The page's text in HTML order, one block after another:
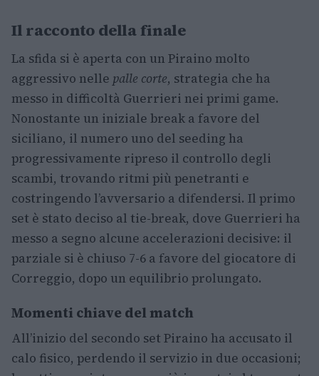
Il racconto della finale
La sfida si è aperta con un Piraino molto
aggressivo nelle palle corte, strategia che ha
messo in difficoltà Guerrieri nei primi game.
Nonostante un iniziale break a favore del
siciliano, il numero uno del seeding ha
progressivamente ripreso il controllo degli
scambi, trovando ritmi più penetranti e
costringendo l’avversario a difendersi. Il primo
set è stato deciso al tie-break, dove Guerrieri ha
messo a segno alcune accelerazioni decisive: il
parziale si è chiuso 7-6 a favore del giocatore di
Correggio, dopo un equilibrio prolungato.
Momenti chiave del match
All’inizio del secondo set Piraino ha accusato il
calo fisico, perdendo il servizio in due occasioni;